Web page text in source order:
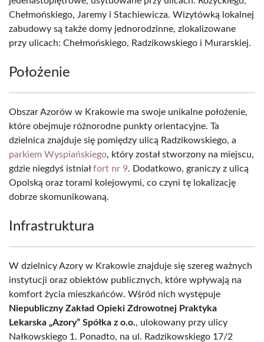
Chełmońskiego, Jaremy i Stachiewicza. Wizytówką lokalnej
zabudowy są także domy jednorodzinne, zlokalizowane
przy ulicach: Chełmońskiego, Radzikowskiego i Murarskiej.
Położenie
Obszar Azorów w Krakowie ma swoje unikalne położenie,
które obejmuje różnorodne punkty orientacyjne. Ta
dzielnica znajduje się pomiędzy ulicą Radzikowskiego, a
parkiem Wyspiańskiego, który został stworzony na miejscu,
gdzie niegdyś istniałfort nr 9. Dodatkowo, graniczy z ulicą
Opolską oraz torami kolejowymi, co czyni tę lokalizację
dobrze skomunikowaną.
Infrastruktura
W dzielnicy Azory w Krakowie znajduje się szereg ważnych
instytucji oraz obiektów publicznych, które wpływają na
komfort życia mieszkańców. Wśród nich występuje
Niepubliczny Zakład Opieki Zdrowotnej Praktyka
Lekarska „Azory” Spółka z o.o., ulokowany przy ulicy
Nałkowskiego 1. Ponadto, na ul. Radzikowskiego 17/2